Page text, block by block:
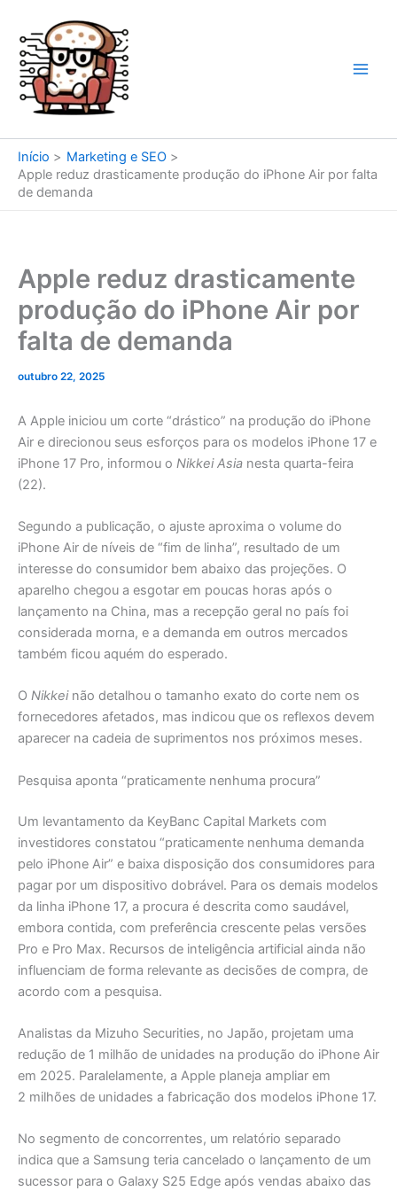
conteúdo
Início
Marketing e SEO
Apple reduz drasticamente produção do iPhone Air por falta
de demanda
Apple reduz drasticamente
produção do iPhone Air por
falta de demanda
outubro 22, 2025
A Apple iniciou um corte “drástico” na produção do iPhone
Air e direcionou seus esforços para os modelos iPhone 17 e
iPhone 17 Pro, informou o Nikkei Asia nesta quarta-feira
(22).
Segundo a publicação, o ajuste aproxima o volume do
iPhone Air de níveis de “fim de linha”, resultado de um
interesse do consumidor bem abaixo das projeções. O
aparelho chegou a esgotar em poucas horas após o
lançamento na China, mas a recepção geral no país foi
considerada morna, e a demanda em outros mercados
também ficou aquém do esperado.
O Nikkeinão detalhou o tamanho exato do corte nem os
fornecedores afetados, mas indicou que os reflexos devem
aparecer na cadeia de suprimentos nos próximos meses.
Pesquisa aponta “praticamente nenhuma procura”
Um levantamento da KeyBanc Capital Markets com
investidores constatou “praticamente nenhuma demanda
pelo iPhone Air” e baixa disposição dos consumidores para
pagar por um dispositivo dobrável. Para os demais modelos
da linha iPhone 17, a procura é descrita como saudável,
embora contida, com preferência crescente pelas versões
Pro e Pro Max. Recursos de inteligência artificial ainda não
influenciam de forma relevante as decisões de compra, de
acordo com a pesquisa.
Analistas da Mizuho Securities, no Japão, projetam uma
redução de 1 milhão de unidades na produção do iPhone Air
em 2025. Paralelamente, a Apple planeja ampliar em
2 milhões de unidades a fabricação dos modelos iPhone 17.
No segmento de concorrentes, um relatório separado
indica que a Samsung teria cancelado o lançamento de um
sucessor para o Galaxy S25 Edge após vendas abaixo das